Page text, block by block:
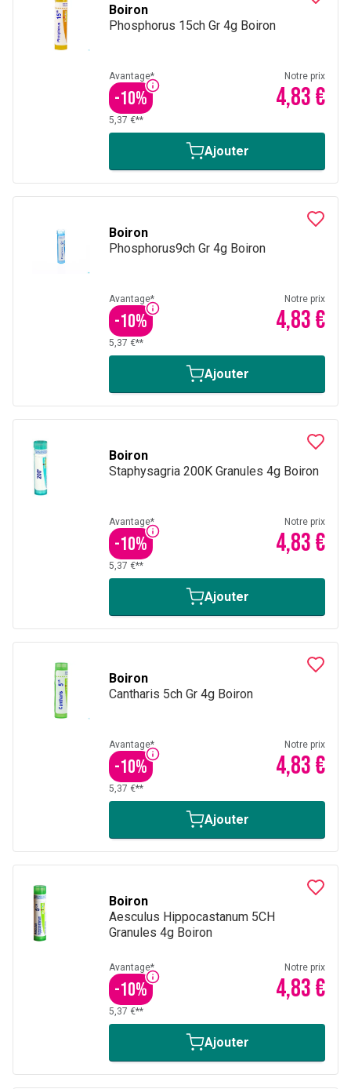
Boiron
Phosphorus 15ch Gr 4g Boiron
Avantage*
-10%
Notre prix
4,83 €
5,37 €**
Ajouter
Boiron
Phosphorus9ch Gr 4g Boiron
Avantage*
-10%
Notre prix
4,83 €
5,37 €**
Ajouter
Boiron
Staphysagria 200K Granules 4g Boiron
Avantage*
-10%
Notre prix
4,83 €
5,37 €**
Ajouter
Boiron
Cantharis 5ch Gr 4g Boiron
Avantage*
-10%
Notre prix
4,83 €
5,37 €**
Ajouter
Boiron
Aesculus Hippocastanum 5CH
Granules 4g Boiron
Avantage*
-10%
Notre prix
4,83 €
5,37 €**
Ajouter